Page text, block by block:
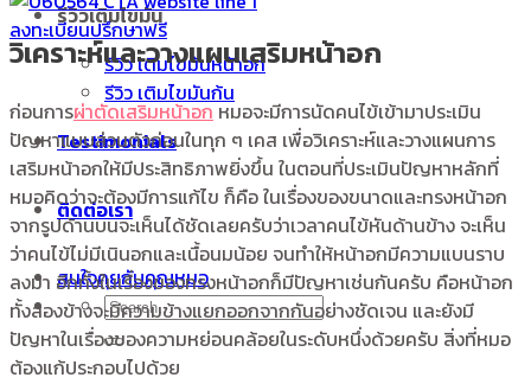
รีวิวเติมไขมัน
รีวิว เติมไขมันหน้าอก
รีวิว เติมไขมันก้น
Testimonials
ติดต่อเรา
สนใจคุยกับคุณหมอ
ลงทะเบียนปรึกษาฟรี
วิเคราะห์และวางแผนเสริมหน้าอก
ก่อนการผ่าตัดเสริมหน้าอกหมอจะมีการนัดคนไข้เข้ามาประเมิน
ปัญหาแบบส่วนตัวก่อนในทุก ๆ เคส เพื่อวิเคราะห์และวางแผนการ
เสริมหน้าอกให้มีประสิทธิภาพยิ่งขึ้น ในตอนที่ประเมินปัญหาหลักที่
หมอคิดว่าจะต้องมีการแก้ไข ก็คือ ในเรื่องของขนาดและทรงหน้าอก
จากรูปด้านบนจะเห็นได้ชัดเลยครับว่าเวลาคนไข้หันด้านข้าง จะเห็น
ว่าคนไข้ไม่มีเนินอกและเนื้อนมน้อย จนทำให้หน้าอกมีความแบนราบ
ลงมา อีกทั้งในเรื่องของทรงหน้าอกก็มีปัญหาเช่นกันครับ คือหน้าอก
ทั้งสองข้างจะมีความข้างแยกออกจากกันอย่างชัดเจน และยังมี
ปัญหาในเรื่องของความหย่อนคล้อยในระดับหนึ่งด้วยครับ สิ่งที่หมอ
ต้องแก้ประกอบไปด้วย